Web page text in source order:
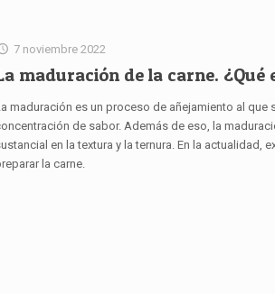
7 noviembre 2022
maduración de la carne. ¿Qué
maduración es un proceso de añejamiento al que
de sabor. Además de eso, la
en la textura y la ternura. En la actualidad,
la carne.